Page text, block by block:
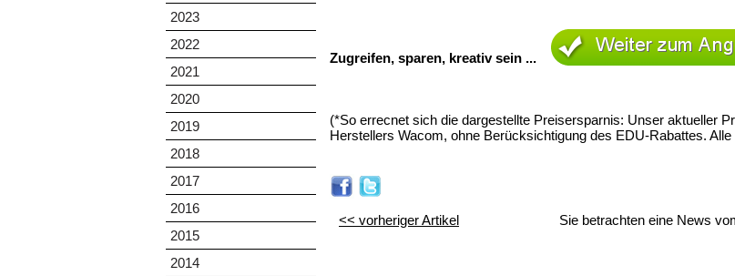
2023
2022
2021
2020
2019
2018
2017
2016
2015
2014
Zugreifen, sparen, kreativ sein ...
(*So errecnet sich die dargestellte Preisersparnis: Unser aktueller
Herstellers Wacom, ohne Berücksichtigung des EDU-Rabattes.
<< vorheriger Artikel Sie betrachten eine News